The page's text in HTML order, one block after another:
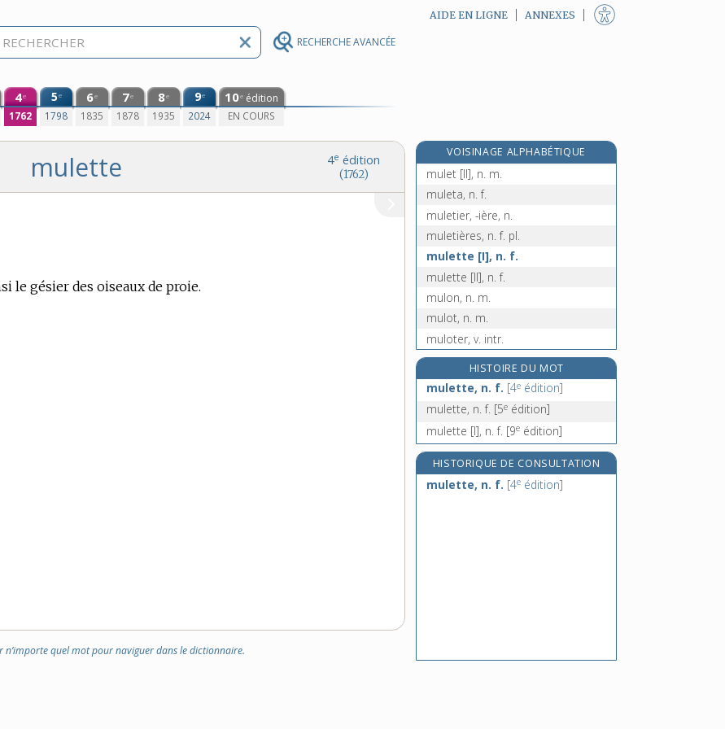
RECHERCHE AVANCÉE
AIDE EN LIGNE ANNEXES
4e
1762
5e
1798
6e
1835
7e
1878
8e
1935
9e
2024
10e édition
EN COURS
4e édition
(1762)
mulette
le gésier des oiseaux de proie.
n’importe quel mot pour naviguer dans le dictionnaire.
VOISINAGE ALPHABÉTIQUE
mulet [I], n. m.
mulet [II], n. m.
muleta, n. f.
muletier, -ière, n.
muletières, n. f. pl.
mulette [I], n. f.
mulette [II], n. f.
mulon, n. m.
mulot, n. m.
muloter, v. intr.
multi-, préf.
multicolore, adj.
multiculturalisme, n. m.
HISTOIRE DU MOT
mulette, n. f. [4e édition]
mulette, n. f. [5e édition]
mulette [I], n. f. [9e édition]
HISTORIQUE DE CONSULTATION
mulette, n. f. [4e édition]